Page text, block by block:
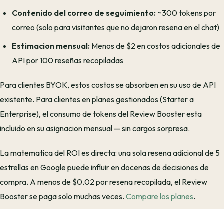
Contenido del correo de seguimiento: ~300 tokens por
correo (solo para visitantes que no dejaron resena en el chat)
Estimacion mensual: Menos de $2 en costos adicionales de
API por 100 reseñas recopiladas
Para clientes BYOK, estos costos se absorben en su uso de API
existente. Para clientes en planes gestionados (Starter a
Enterprise), el consumo de tokens del Review Booster esta
incluido en su asignacion mensual — sin cargos sorpresa.
La matematica del ROI es directa: una sola resena adicional de 5
estrellas en Google puede influir en docenas de decisiones de
compra. A menos de $0.02 por resena recopilada, el Review
Booster se paga solo muchas veces. Compare los planes.